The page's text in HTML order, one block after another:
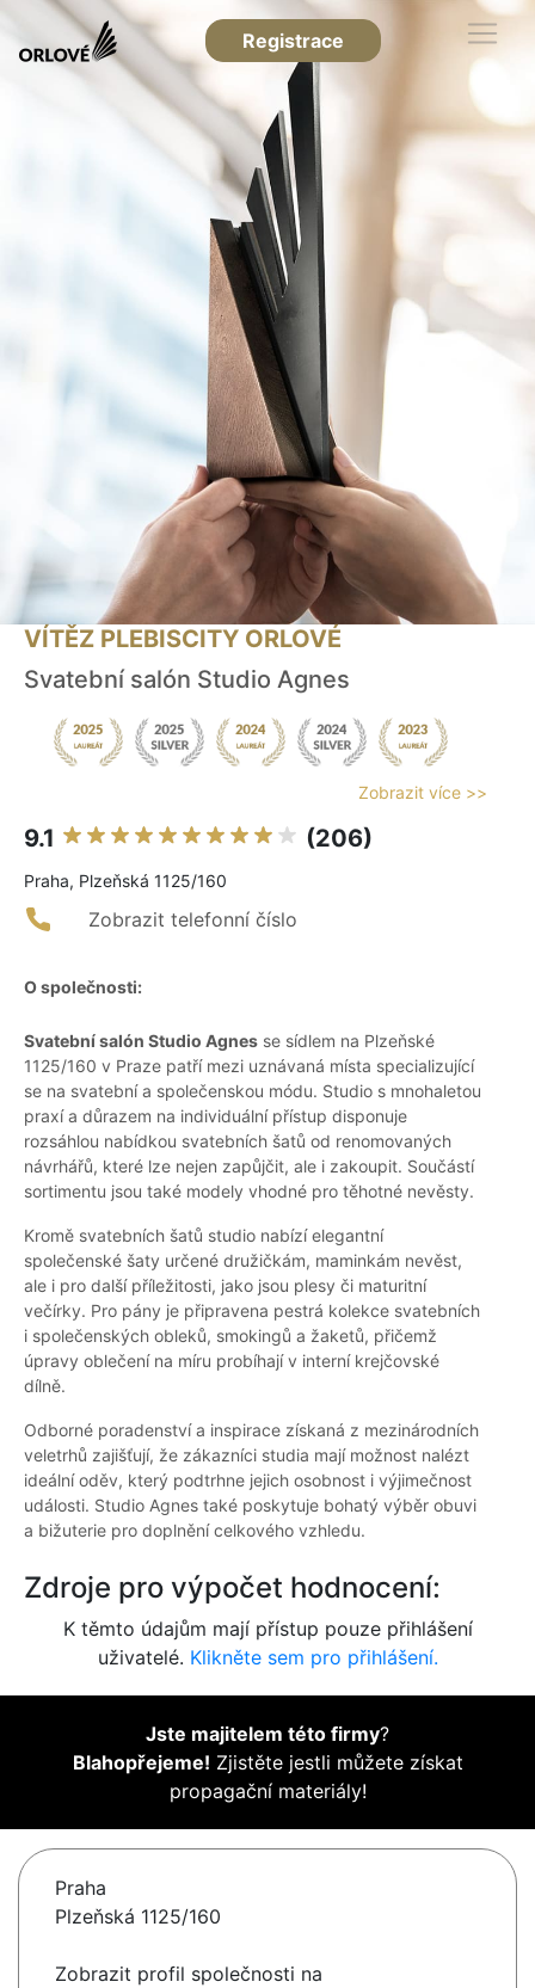
Registrace
VÍTĚZ PLEBISCITY ORLOVÉ
Svatební salón Studio Agnes
Zobrazit více >>
9.1 (206)
Praha, Plzeňská 1125/160
Zobrazit telefonní číslo
O společnosti:
Svatební salón Studio Agnes se sídlem na Plzeňské
1125/160 v Praze patří mezi uznávaná místa specializující
se na svatební a společenskou módu. Studio s mnohaletou
praxí a důrazem na individuální přístup disponuje
rozsáhlou nabídkou svatebních šatů od renomovaných
návrhářů, které lze nejen zapůjčit, ale i zakoupit. Součástí
sortimentu jsou také modely vhodné pro těhotné nevěsty.
Kromě svatebních šatů studio nabízí elegantní
společenské šaty určené družičkám, maminkám nevěst,
ale i pro další příležitosti, jako jsou plesy či maturitní
večírky. Pro pány je připravena pestrá kolekce svatebních
i společenských obleků, smokingů a žaketů, přičemž
úpravy oblečení na míru probíhají v interní krejčovské
dílně.
Odborné poradenství a inspirace získaná z mezinárodních
veletrhů zajišťují, že zákazníci studia mají možnost nalézt
ideální oděv, který podtrhne jejich osobnost i výjimečnost
události. Studio Agnes také poskytuje bohatý výběr obuvi
a bižuterie pro doplnění celkového vzhledu.
Zdroje pro výpočet hodnocení:
K těmto údajům mají přístup pouze přihlášení
uživatelé. Klikněte sem pro přihlášení.
Jste majitelem této firmy?
Blahopřejeme! Zjistěte jestli můžete získat
propagační materiály!
Praha
Plzeňská 1125/160
Zobrazit profil společnosti na